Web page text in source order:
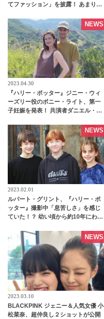
てファッション」を披露！ あまりの
[写真あり] | tvgroove
2023.04.30
『ハリー・ポッター』ジニー・ウィ
ーズリー役のボニー・ライト、第一
子妊娠を発表！ 共演者ダニエル・ラ
とが明らかに - tvgroove
NEWS
2023.02.01
ルパート・グリント、『ハリー・ポ
ッター』撮影中「息苦しさ」を感じ
ていた！？ 幼い頃から約10年にわた
た知られざる苦労とは…？ -
tvgroove
NEWS
2023.03.10
BLACKPINK ジェニー＆人気女優 小
松菜奈、超仲良し２ショットが公開
NEWS